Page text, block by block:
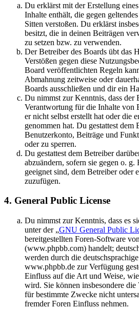
Du erklärst mit der Erstellung
Inhalte enthält, die gegen
Sitten verstoßen. Du erklärst
besitzt, die in deinen Beiträgen
zu setzen bzw. zu verwenden.
Der Betreiber des Boards übt das
Verstößen gegen diese
Board veröffentlichten Regeln
Abmahnung zeitweise oder
Boards ausschließen und dir ein
Du nimmst zur Kenntnis, dass der
Verantwortung für die Inhalte von
er nicht selbst erstellt hat oder die
genommen hat. Du gestattest dem
Benutzerkonto, Beiträge und
oder zu sperren.
Du gestattest dem Betreiber
abzuändern, sofern sie gegen o. g.
geeignet sind, dem Betreiber oder
zuzufügen.
4. General Public License
Du nimmst zur Kenntnis, dass es
unter der „GNU General Public
bereitgestellten Foren-Software
(www.phpbb.com) handelt;
werden durch die
www.phpbb.de zur Verfügung
Einfluss auf die Art und Weise,
wird. Sie können insbesondere
für bestimmte Zwecke nicht
fremder Foren Einfluss nehmen.